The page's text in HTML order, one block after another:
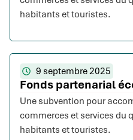
habitants et touristes.
9 septembre 2025
Fonds partenarial
Une subvention pour
commerces et services du
habitants et touristes.